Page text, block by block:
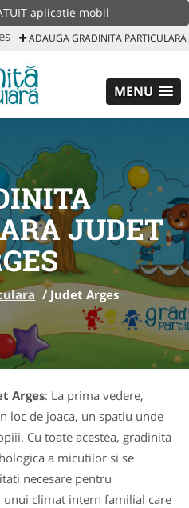
aplicatie mobil
ADAUGA GRADINITA PARTICULARA
MENU
JUDET
/ Judet Arges
Arges: La prima vedere,
loc de joaca, un spatiu unde
Cu toate acestea, gradinita
a micutilor si se
necesare pentru
climat intern familial care